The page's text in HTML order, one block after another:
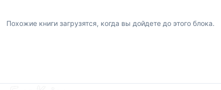
Похожие книги загрузятся, когда вы дойдете до этого блока.